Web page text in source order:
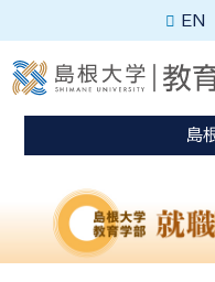
EN
島
休講に関する情報
災害発生時はこ